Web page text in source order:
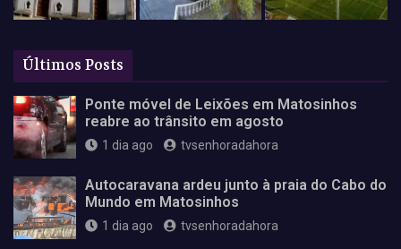
Últimos Posts
Ponte móvel de Leixões em Matosinhos
reabre ao trânsito em agosto
1 dia ago tvsenhoradahora
Autocaravana ardeu junto à praia do Cabo do
Mundo em Matosinhos
1 dia ago tvsenhoradahora